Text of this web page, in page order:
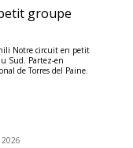
groupe
Notre circuit en petit
Sud. Partez-en
de Torres del Paine.